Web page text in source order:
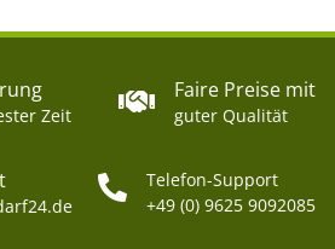
Zeit
Faire Preise mit
guter Qualität
Telefon-Support
+49 (0) 9625 9092085